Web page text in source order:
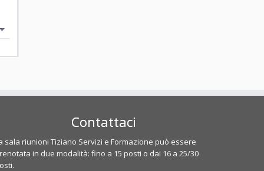
Contattaci
sala riunioni Tiziano Servizi e Formazione può essere
in due modalità: fino a 15 posti o dai 16 a 25/30